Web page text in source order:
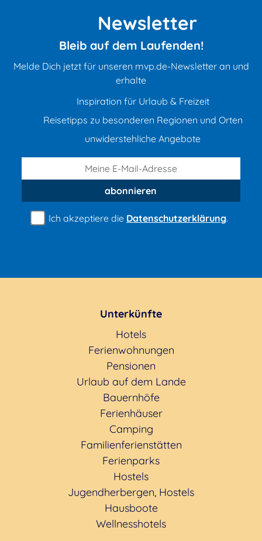
Newsletter
Bleib auf dem Laufenden!
Melde Dich jetzt für unseren mvp.de-Newsletter an und
erhalte
Inspiration für Urlaub & Freizeit
Reisetipps zu besonderen Regionen und Orten
unwiderstehliche Angebote
abonnieren
Ich akzeptiere die Datenschutzerklärung.
Unterkünfte
Hotels
Ferienwohnungen
Pensionen
Urlaub auf dem Lande
Bauernhöfe
Ferienhäuser
Camping
Familienferienstätten
Ferienparks
Hostels
Jugendherbergen, Hostels
Hausboote
Wellnesshotels